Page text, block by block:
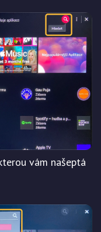
vám našeptá